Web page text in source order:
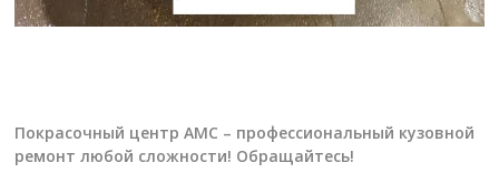
Покрасочный центр АМС – профессиональный кузовной
ремонт любой сложности! Обращайтесь!